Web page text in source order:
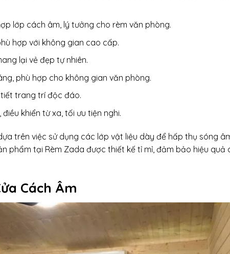
lớp cách âm, lý tưởng cho rèm văn phòng.
hợp với không gian cao cấp.
lại vẻ đẹp tự nhiên.
phù hợp cho không gian văn phòng.
trang trí độc đáo.
khiển từ xa, tối ưu tiện nghi.
trên việc sử dụng các lớp vật liệu dày để hấp thụ sóng
phẩm tại Rèm Zada được thiết kế tỉ mỉ, đảm bảo hiệu quả
Cách Âm